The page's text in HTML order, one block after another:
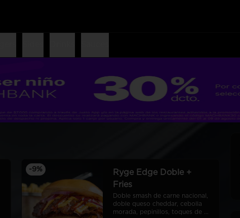
-9%
Ryge Edge Doble +
Fries
Doble smash de carne nacional,
doble queso cheddar, cebolla
morada, pepinillos, toques de